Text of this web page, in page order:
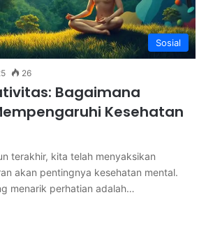
Sosial
26
Bagaimana
Kesehatan
terakhir, kita telah menyaksikan
akan pentingnya kesehatan mental.
menarik perhatian adalah…